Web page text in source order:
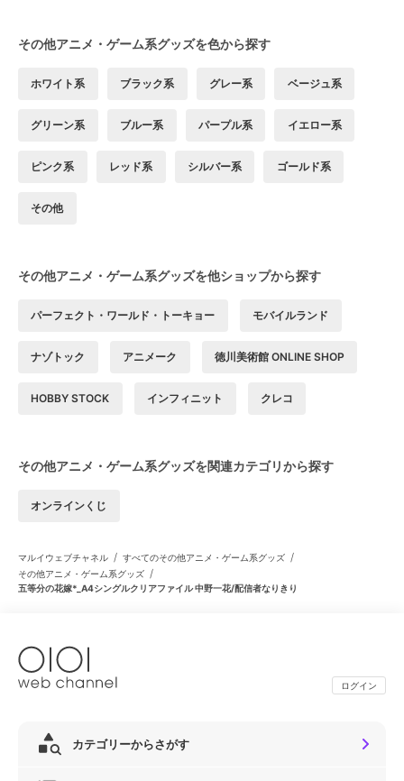
その他アニメ・ゲーム系グッズを色から探す
ホワイト系 ブラック系 グレー系 ベージュ系
グリーン系 ブルー系 パープル系 イエロー系
ピンク系 レッド系 シルバー系 ゴールド系
その他
その他アニメ・ゲーム系グッズを他ショップから探す
パーフェクト・ワールド・トーキョー モバイルランド
ナゾトック アニメーク 徳川美術館 ONLINE SHOP
HOBBY STOCK インフィニット クレコ
その他アニメ・ゲーム系グッズを関連カテゴリから探す
オンラインくじ
マルイウェブチャネル / すべてのその他アニメ・ゲーム系グッズ /
その他アニメ・ゲーム系グッズ /
五等分の花嫁*_A4シングルクリアファイル 中野一花/配信者なりきり
ログイン
カテゴリーからさがす